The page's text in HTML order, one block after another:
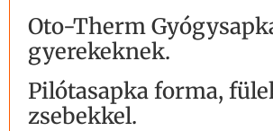
Oto-Therm
gyerekeknek.
Pilótasapka forma,
zsebekkel.